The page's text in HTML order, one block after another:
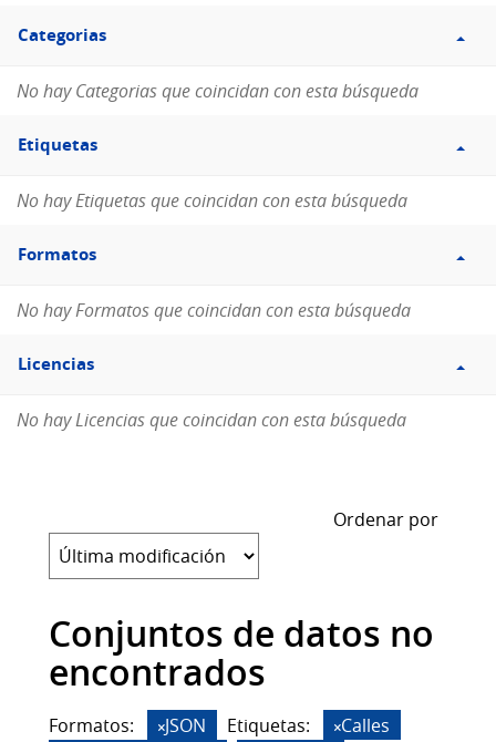
Filtro
Categorias
Categorias
No hay Categorias que coincidan con esta búsqueda
Filtro
Etiquetas
Etiquetas
No hay Etiquetas que coincidan con esta búsqueda
Filtro
Formatos
Formatos
No hay Formatos que coincidan con esta búsqueda
Filtro
Licencias
Licencias
No hay Licencias que coincidan con esta búsqueda
Ordenar por
Conjuntos de datos no
encontrados
Formatos: JSON Etiquetas:
Calles